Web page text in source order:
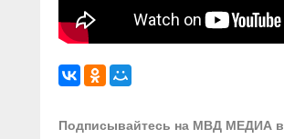
Подписывайтесь на МВД МЕДИА в